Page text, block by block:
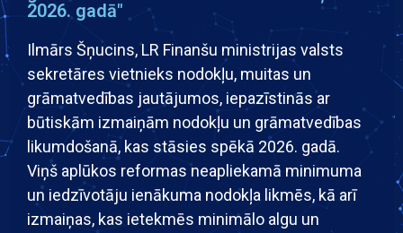
2026. gadā"
Ilmārs Šņucins, LR Finanšu ministrijas valsts
sekretāres vietnieks nodokļu, muitas un
grāmatvedības jautājumos, iepazīstinās ar
būtiskām izmaiņām nodokļu un grāmatvedības
likumdošanā, kas stāsies spēkā 2026. gadā.
Viņš aplūkos reformas neapliekamā minimuma
un iedzīvotāju ienākuma nodokļa likmēs, kā arī
izmaiņas, kas ietekmēs minimālo algu un